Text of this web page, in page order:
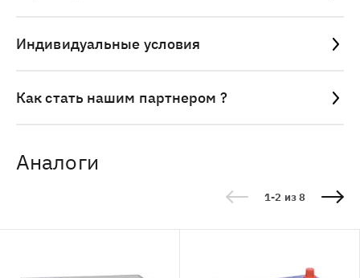
Индивидуальные условия
Как стать нашим партнером ?
Аналоги
1-2 из 8